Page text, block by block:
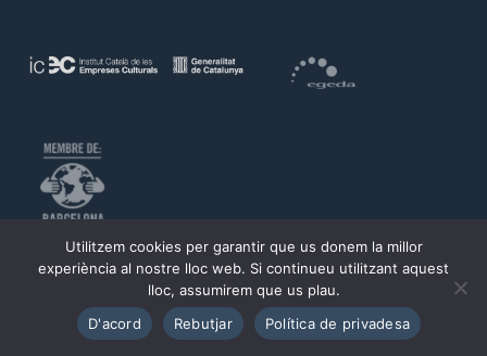
©PROA 2026.
Política de privadesa Avís legal
Utilitzem cookies per garantir que us donem la millor
experiència al nostre lloc web. Si continueu utilitzant aquest
lloc, assumirem que us plau.
D'acord
Rebutjar Política de privadesa